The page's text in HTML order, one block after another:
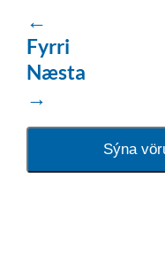
←
Fyrri
Næsta
→
Sýna